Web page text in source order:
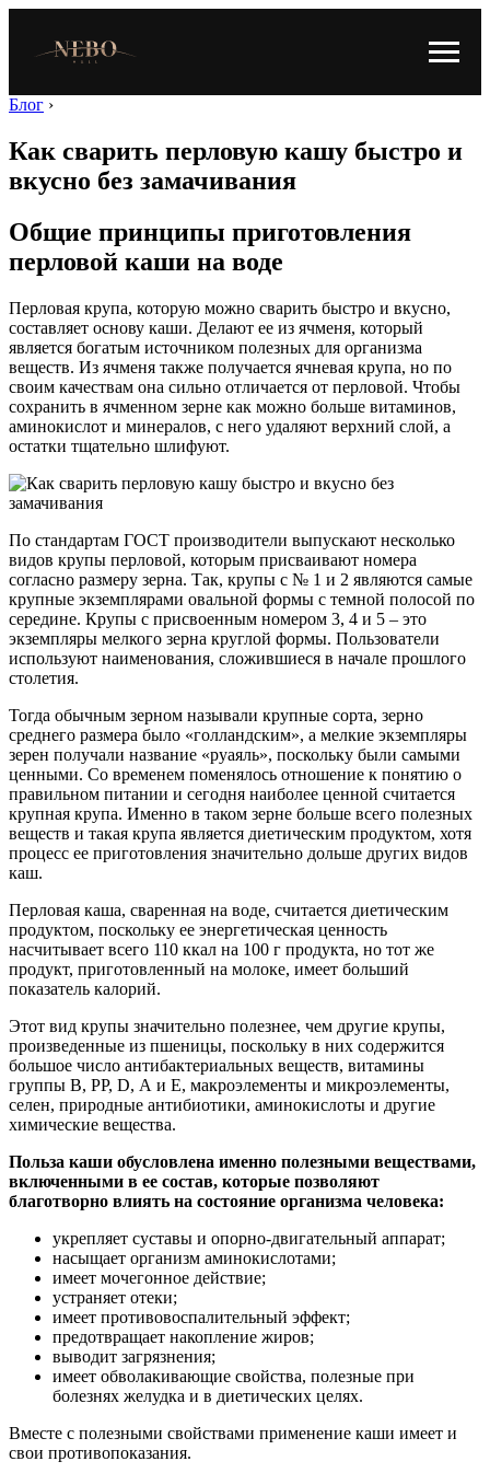
Блог ›
Как сварить перловую кашу быстро и
вкусно без замачивания
Общие принципы приготовления
перловой каши на воде
Перловая крупа, которую можно сварить быстро и вкусно,
составляет основу каши. Делают ее из ячменя, который
является богатым источником полезных для организма
веществ. Из ячменя также получается ячневая крупа, но по
своим качествам она сильно отличается от перловой. Чтобы
сохранить в ячменном зерне как можно больше витаминов,
аминокислот и минералов, с него удаляют верхний слой, а
остатки тщательно шлифуют.
По стандартам ГОСТ производители выпускают несколько
видов крупы перловой, которым присваивают номера
согласно размеру зерна. Так, крупы с № 1 и 2 являются самые
крупные экземплярами овальной формы с темной полосой по
середине. Крупы с присвоенным номером 3, 4 и 5 – это
экземпляры мелкого зерна круглой формы. Пользователи
используют наименования, сложившиеся в начале прошлого
столетия.
Тогда обычным зерном называли крупные сорта, зерно
среднего размера было «голландским», а мелкие экземпляры
зерен получали название «руаяль», поскольку были самыми
ценными. Со временем поменялось отношение к понятию о
правильном питании и сегодня наиболее ценной считается
крупная крупа. Именно в таком зерне больше всего полезных
веществ и такая крупа является диетическим продуктом, хотя
процесс ее приготовления значительно дольше других видов
каш.
Перловая каша, сваренная на воде, считается диетическим
продуктом, поскольку ее энергетическая ценность
насчитывает всего 110 ккал на 100 г продукта, но тот же
продукт, приготовленный на молоке, имеет больший
показатель калорий.
Этот вид крупы значительно полезнее, чем другие крупы,
произведенные из пшеницы, поскольку в них содержится
большое число антибактериальных веществ, витамины
группы В, РР, D, А и Е, макроэлементы и микроэлементы,
селен, природные антибиотики, аминокислоты и другие
химические вещества.
Польза каши обусловлена именно полезными веществами,
включенными в ее состав, которые позволяют
благотворно влиять на состояние организма человека:
укрепляет суставы и опорно-двигательный аппарат;
насыщает организм аминокислотами;
имеет мочегонное действие;
устраняет отеки;
имеет противовоспалительный эффект;
предотвращает накопление жиров;
выводит загрязнения;
имеет обволакивающие свойства, полезные при
болезнях желудка и в диетических целях.
Вместе с полезными свойствами применение каши имеет и
свои противопоказания.